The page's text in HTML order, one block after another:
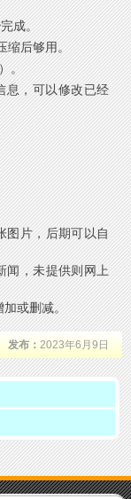
成。
缩后够用。
。
息，可以修改已经
图片，后期可以自
闻，未提供则网上
加或删减。
发布： 2023年6月9日